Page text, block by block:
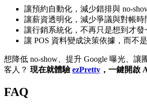
讓預約自動化，減少錯排與 no-
讓薪資透明化，減少爭議與對帳時
讓行銷系統化，不再只是想到才發
讓 POS 資料變成決策依據，而不
想降低 no-show、提升 Google 曝光、讓
客人？ 現在就體驗ezPretty ，一鍵開啟
FAQ